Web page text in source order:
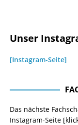
Unser
[Instagram-Seite]
Das nächste
Instagram-Seite